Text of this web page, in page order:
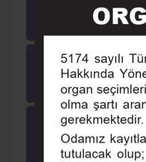
Online İşlemler
Eğitim